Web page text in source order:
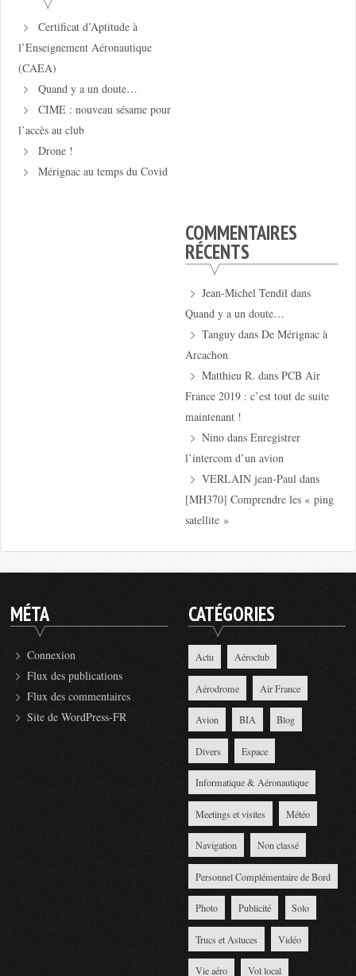
Certificat d’Aptitude à
l’Enseignement Aéronautique
(CAEA)
Quand y a un doute…
CIME : nouveau sésame pour
l’accès au club
Drone !
Mérignac au temps du Covid
COMMENTAIRES
RÉCENTS
Jean-Michel Tendil dans
Quand y a un doute…
Tanguydans De Mérignac à
Arcachon
Matthieu R. dans PCB Air
France 2019 : c’est tout de suite
maintenant !
Ninodans Enregistrer
l’intercom d’un avion
VERLAIN jean-Paul dans
[MH370] Comprendre les « ping
satellite »
MÉTA
Connexion
Flux des publications
Flux des commentaires
Site de WordPress-FR
CATÉGORIES
Actu Aéroclub
Aérodrome Air France
Avion BIA Blog
Divers Espace
Informatique & Aéronautique
Meetings et visites Météo
Navigation Non classé
Personnel Complémentaire de Bord
Photo Publicité Solo
Trucs et Astuces Vidéo
Vie aéro Vol local